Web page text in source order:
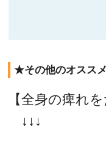
★その他のオスス
【全身の痺れ
↓↓↓